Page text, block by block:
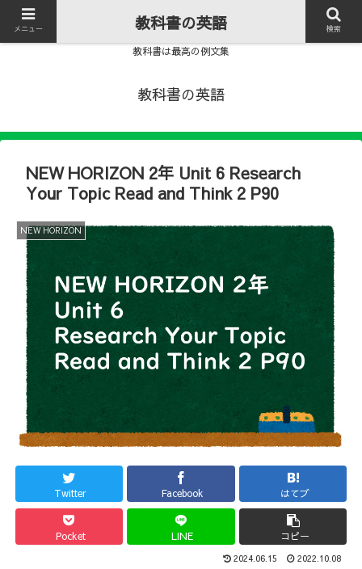
教科書は最高の例文集
教科書の英語
NEW HORIZON 2年 Unit 6 Research
Your Topic Read and Think 2 P90
NEW HORIZON
Twitter Facebook はてブ
Pocket LINE コピー
2024.06.15 2022.10.08
メニュー 教科書の英語 検索